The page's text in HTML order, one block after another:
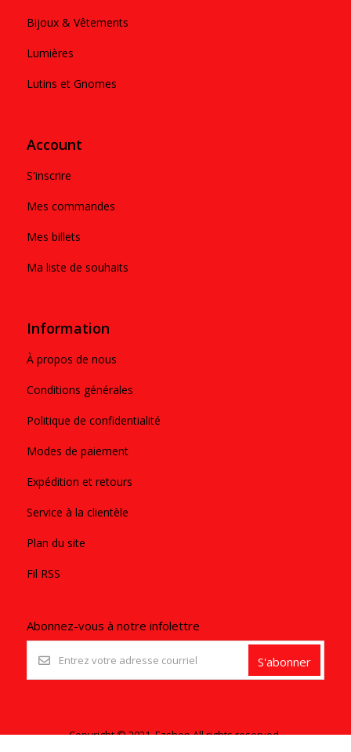
Bijoux & Vêtements
Lumières
Lutins et Gnomes
Account
S'inscrire
Mes commandes
Mes billets
Ma liste de souhaits
Information
À propos de nous
Conditions générales
Politique de confidentialité
Modes de paiement
Expédition et retours
Service à la clientèle
Plan du site
Fil RSS
Abonnez-vous à notre infolettre
S'abonner
Copyright © 2021. Ezshop All rights reserved.